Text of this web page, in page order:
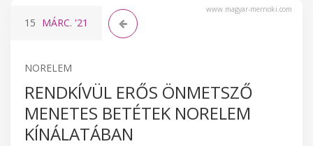
www.magyar-mernoki.com
15 MÁRC. '21
NORELEM
RENDKÍVÜL ERŐS ÖNMETSZŐ
MENETES BETÉTEK NORELEM
KÍNÁLATÁBAN